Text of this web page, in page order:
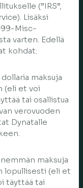
(”IRS”,
Lisäksi
Misc-
varten. Edellä
kohdat:
maksuja
(eli et voi
tai osallistua
verovuoden
Dynatalle
maksuja
lopullisesti (eli et
täyttää tai